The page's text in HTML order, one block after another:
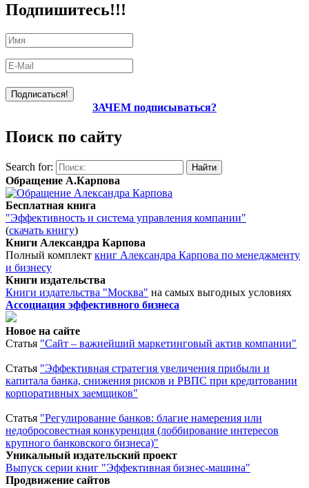
Подпишитесь!!!
ЗАЧЕМ подписываться?
Поиск по сайту
Search for:
Обращение А.Карпова
Бесплатная книга
"Эффективность и система управления компании"
(скачать книгу)
Книги Александра Карпова
Полный комплект книг Александра Карпова по менеджменту
и бизнесу
Книги издательства
Книги издательства "Москва" на самых выгодных условиях
Ассоциация эффективного бизнеса
Новое на сайте
Статья "Сайт – важнейший маркетинговый актив компании"
Статья "Эффективная стратегия увеличения прибыли и
капитала банка, снижения рисков и РВПС при кредитовании
корпоративных заемщиков"
Статья "Регулирование банков: благие намерения или
недобросовестная конкуренция (лоббирование интересов
крупного банковского бизнеса)"
Уникальный издательский проект
Выпуск серии книг "Эффективная бизнес-машина"
Продвижение сайтов